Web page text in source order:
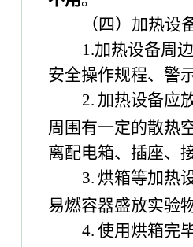
（四）加热
1.加热设备周
安全操作规程、警
2. 加热设备应
周围有一定的散热
离配电箱、插座、
3. 烘箱等加热
易燃容器盛放实验
4. 使用烘箱完